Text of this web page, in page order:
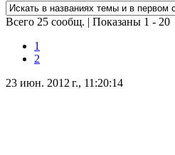
Всего 25 сообщ. | Показаны 1 - 20
1
2
23 июн. 2012 г., 11:20:14